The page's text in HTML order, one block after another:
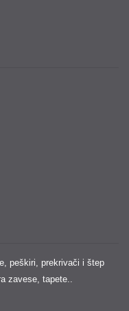
peškiri, prekrivači i štep
zavese, tapete..